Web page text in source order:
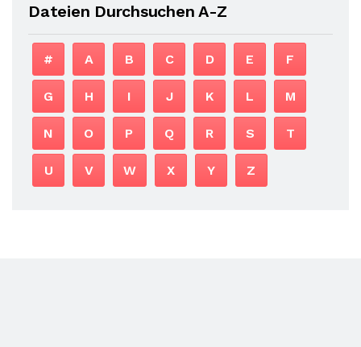
Dateien Durchsuchen A-Z
# A B C D E F
G H I J K L M
N O P Q R S T
U V W X Y Z